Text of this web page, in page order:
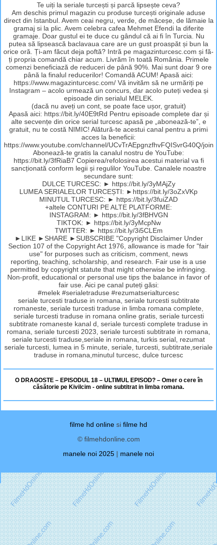
Te uiți la seriale turcești și parcă lipsește ceva?
Am deschis primul magazin cu produse turcești originale aduse
direct din Istanbul. Avem ceai negru, verde, de măceșe, de lămaie la
gramaj si la plic. Avem celebra cafea Mehmet Efendi la diferite
gramaje. Doar gustul ei te duce cu gândul că ai fi în Turcia. Nu
putea să lipsească baclavaua care are un gust proaspăt și bun la
orice oră. Ți-am făcut deja poftă? Intră pe magazinturcesc.com și fă-
ți propria comandă chiar acum. Livrăm în toată România. Primele
comenzi beneficiază de reduceri de până 90%. Mai sunt doar 9 ore
până la finalul reducerilor! Comandă ACUM! Apasă aici:
https://www.magazinturcesc.com/ Vă invităm să ne urmăriți pe
Instagram – acolo urmează un concurs, dar acolo puteți vedea și
episoade din serialul MELEK.
(dacă nu aveți un cont, se poate face ușor, gratuit)
Apasă aici: https://bit.ly/40E9tRd Pentru episoade complete dar și
alte secvențe din orice serial turcesc apasă pe „abonează-te”, e
gratuit, nu te costă NIMIC! Alătură-te acestui canal pentru a primi
acces la beneficii:
https://www.youtube.com/channel/UCvTrAEpgnzfhvFQISvrG40Q/join
Abonează-te gratis la canalul nostru de YouTube:
https://bit.ly/3fRiaB7 Copierea/refolosirea acestui material va fi
sancționată conform legii și regulilor YouTube. Canalele noastre
secundare sunt:
DULCE TURCESC: ► https://bit.ly/3yMAjZy
LUMEA SERIALELOR TURCEȘTI: ►https://bit.ly/3oZxVKp
MINUTUL TURCESC: ► https://bit.ly/3fuiZAD
+altele CONTURI PE ALTE PLATFORME:
INSTAGRAM: ► https://bit.ly/3fBHVGN
TIKTOK: ► https://bit.ly/3yMcpNw
TWITTER: ► https://bit.ly/3i5CLEm
►LIKE ►SHARE ►SUBSCRIBE "Copyright Disclaimer Under
Section 107 of the Copyright Act 1976, allowance is made for "fair
use" for purposes such as criticism, comment, news
reporting, teaching, scholarship, and research. Fair use is a use
permitted by copyright statute that might otherwise be infringing.
Non-profit, educational or personal use tips the balance in favor of
fair use. Aici pe canal puteți găsi:
#melek #serialetraduse #rezumatserialturcesc
seriale turcesti traduse in romana, seriale turcesti subtitrate
romaneste, seriale turcesti traduse in limba romana complete,
seriale turcesti traduse in romana online gratis, seriale turcesti
subtitrate romaneste kanal d, seriale turcesti complete traduse in
romana, seriale turcesti 2023, seriale turcesti subtitrate in romana,
seriale turcesti traduse,seriale in romana, turkis serial, rezumat
seriale turcesti, lumea in 5 minute, seriale, turcesti, subtitrate,seriale
traduse in romana,minutul turcesc, dulce turcesc
O DRAGOSTE – EPISODUL 18 – ULTIMUL EPISOD? – Omer o cere în
căsătorie pe Kivilcim - online subtitrat in limba romana.
filme hd online si filme hd
© filmehdonline.com
manele noi 2025 | manele noi